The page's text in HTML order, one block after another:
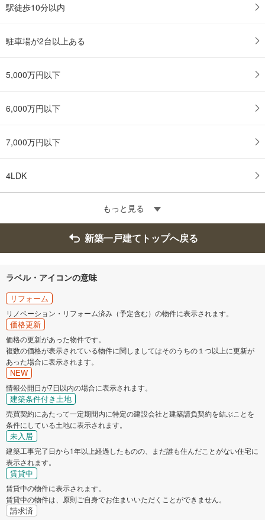
駅徒歩10分以内
駐車場が2台以上ある
5,000万円以下
6,000万円以下
7,000万円以下
4LDK
もっと見る
新築一戸建てトップへ戻る
ラベル・アイコンの意味
リフォーム
リノベーション・リフォーム済み（予定含む）の物件に表示されます。
価格更新
価格の更新があった物件です。
複数の価格が表示されている物件に関しましてはそのうちの１つ以上に更新が
あった場合に表示されます。
NEW
情報公開日が7日以内の場合に表示されます。
建築条件付き土地
売買契約にあたって一定期間内に特定の建設会社と建築請負契約を結ぶことを
条件にしている土地に表示されます。
未入居
建築工事完了日から1年以上経過したものの、まだ誰も住んだことがない住宅に
表示されます。
賃貸中
賃貸中の物件に表示されます。
賃貸中の物件は、原則ご自身でお住まいいただくことができません。
請求済